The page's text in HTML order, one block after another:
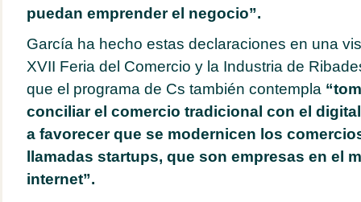
puedan emprender el negocio”.
García ha hecho estas declaraciones en una
XVII Feria del Comercio y la Industria de
que el programa de Cs también contempla
conciliar el comercio tradicional con el
a favorecer que se modernicen los
llamadas startups, que son empresas en el
internet”.